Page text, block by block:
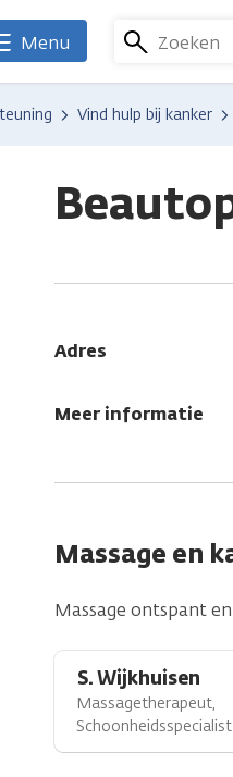
Zoeken
Menu
Vind hulp bij kanker
Adres
Meer informatie
Massage en
Massage ontspant
S. Wijkhuisen
Massagetherapeut,
Schoonheidsspecialist